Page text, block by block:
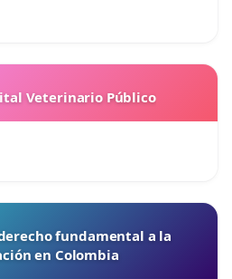
Veterinario Público
fundamental a la
en Colombia